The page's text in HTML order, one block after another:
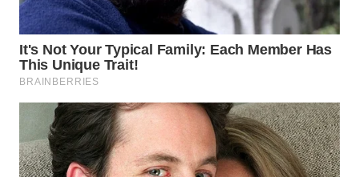
WAHANA
SPORT
WAHANA
UMKM
WAHANA
SELEB